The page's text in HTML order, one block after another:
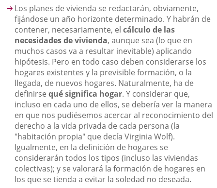
Los planes de vivienda se redactarán, obviamente,
fijándose un año horizonte determinado. Y habrán de
contener, necesariamente, el cálculo de las
necesidades de vivienda, aunque sea (lo que en
muchos casos va a resultar inevitable) aplicando
hipótesis. Pero en todo caso deben considerarse los
hogares existentes y la previsible formación, o la
llegada, de nuevos hogares. Naturalmente, ha de
definirse qué significa hogar. Y considerar que,
incluso en cada uno de ellos, se debería ver la manera
en que nos pudiésemos acercar al reconocimiento del
derecho a la vida privada de cada persona (la
"habitación propia" que decía Virginia Wolf).
Igualmente, en la definición de hogares se
considerarán todos los tipos (incluso las viviendas
colectivas); y se valorará la formación de hogares en
los que se tienda a evitar la soledad no deseada.